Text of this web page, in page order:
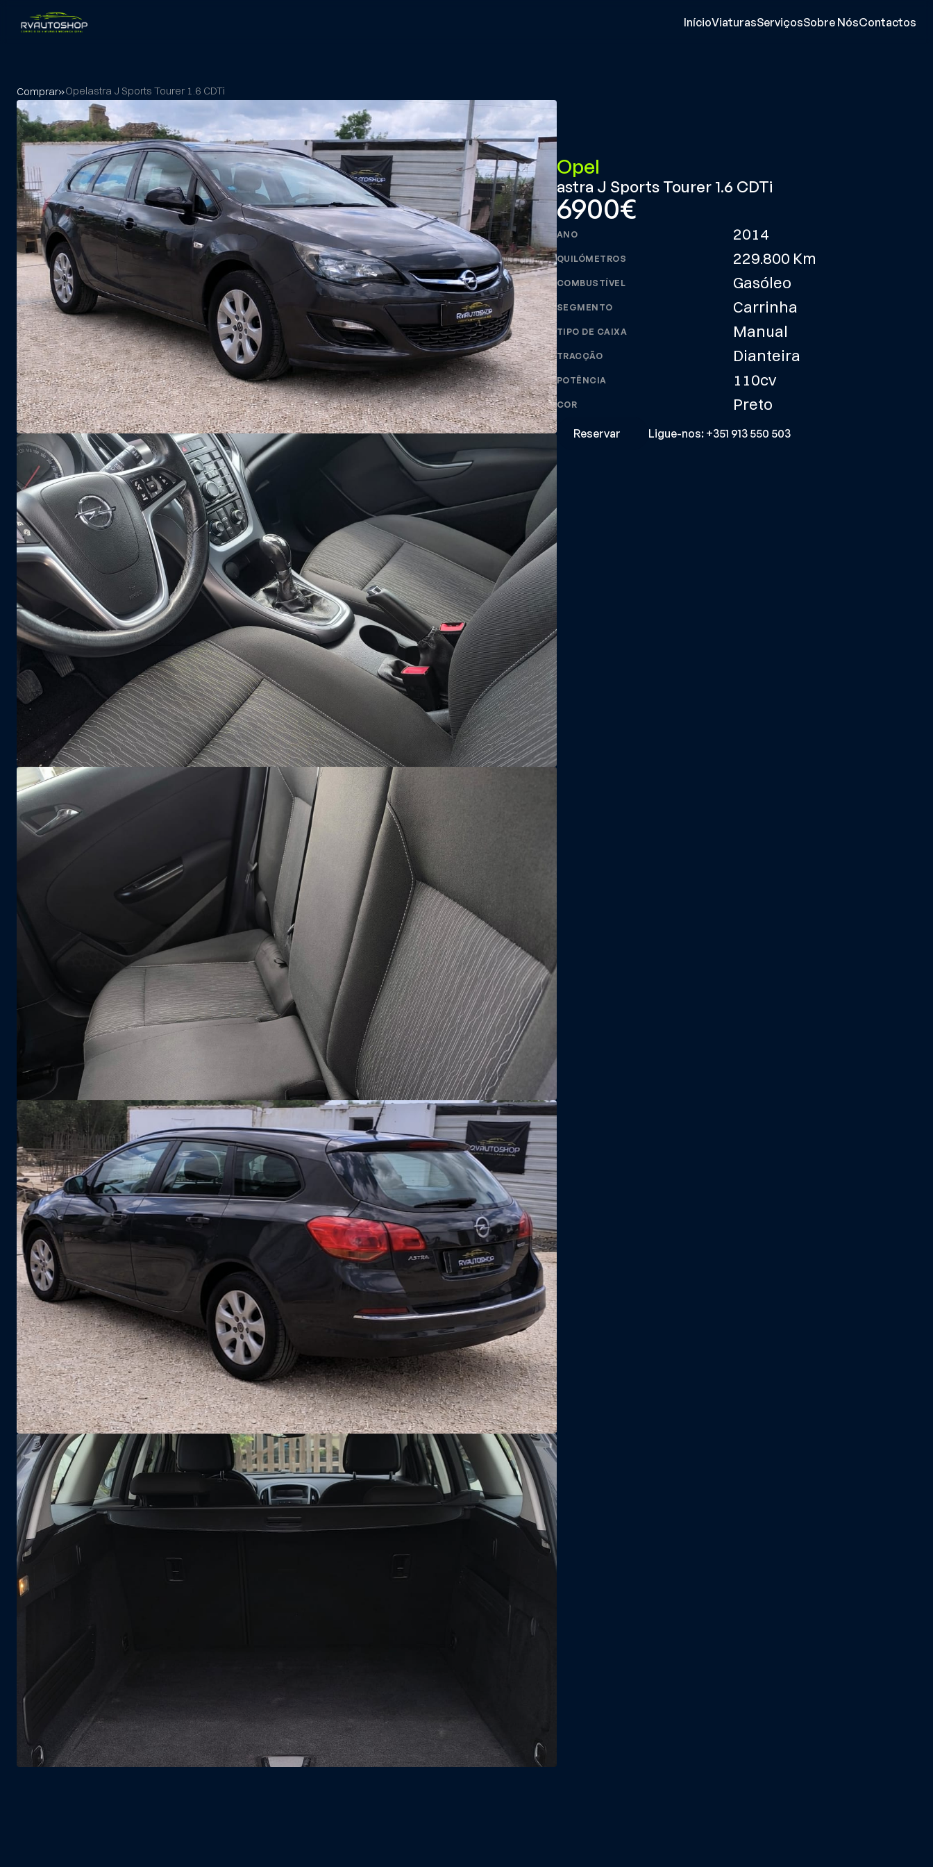
InícioViaturasServiçosSobre NósContactos
Comprar»Opelastra J Sports Tourer 1.6 CDTi
Opel
astra J Sports Tourer 1.6 CDTi
6900€
ANO 2014
QUILÓMETROS 229.800 Km
COMBUSTÍVEL Gasóleo
SEGMENTO Carrinha
TIPO DE CAIXA Manual
TRACÇÃO Dianteira
POTÊNCIA 110cv
COR Preto
Reservar Ligue-nos: +351 913 550 503